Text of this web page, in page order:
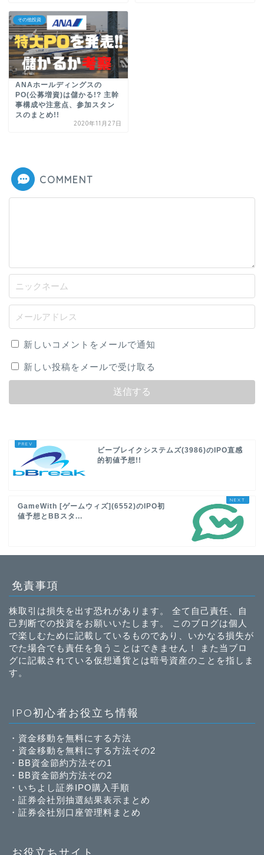
その他投資
ANAホールディングスの
PO(公募増資)は儲かる!? 主幹
事構成や注意点、参加スタン
スのまとめ!!
2020年11月27日
COMMENT
新しいコメントをメールで通知
新しい投稿をメールで受け取る
ビーブレイクシステムズ(3986)のIPO直感
的初値予想!!
GameWith [ゲームウィズ](6552)のIPO初
値予想とBBスタ...
免責事項
株取引は損失を出す恐れがあります。 全て自己責任、自
己判断での投資をお願いいたします。 このブログは個人
で楽しむために記載しているものであり、いかなる損失が
でた場合でも責任を負うことはできません！ また当ブロ
グに記載されている仮想通貨とは暗号資産のことを指しま
す。
IPO初心者お役立ち情報
・ 資金移動を無料にする方法
・ 資金移動を無料にする方法その2
・ BB資金節約方法その1
・ BB資金節約方法その2
・ いちよし証券IPO購入手順
・ 証券会社別抽選結果表示まとめ
・ 証券会社別口座管理料まとめ
お役立ちサイト